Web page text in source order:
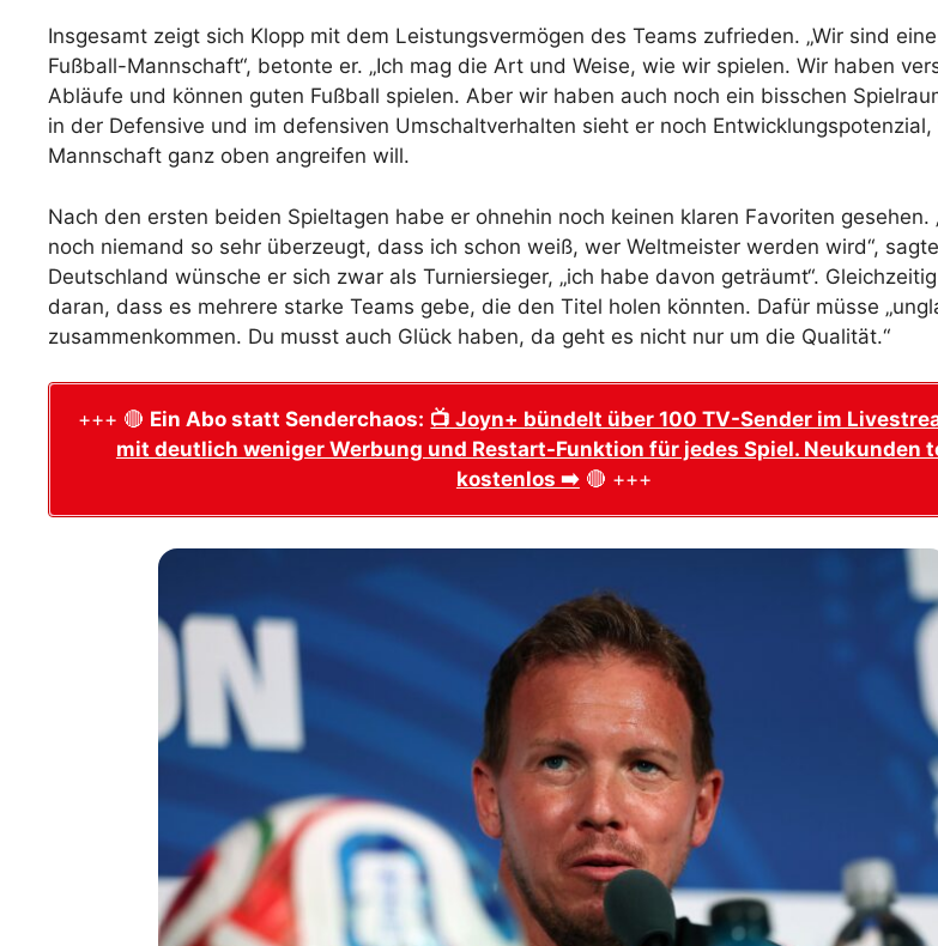
Insgesamt zeigt sich Klopp mit dem Leistungsvermögen des Teams zufrieden. „Wir sind
Fußball-Mannschaft“, betonte er. „Ich mag die Art und Weise, wie wir spielen. Wir haben
Abläufe und können guten Fußball spielen. Aber wir haben auch noch ein bisschen
in der Defensive und im defensiven Umschaltverhalten sieht er noch
Mannschaft ganz oben angreifen will.
Nach den ersten beiden Spieltagen habe er ohnehin noch keinen klaren Favoriten gesehen.
noch niemand so sehr überzeugt, dass ich schon weiß, wer Weltmeister werden wird“,
Deutschland wünsche er sich zwar als Turniersieger, „ich habe davon geträumt“.
daran, dass es mehrere starke Teams gebe, die den Titel holen könnten. Dafür müsse
zusammenkommen. Du musst auch Glück haben, da geht es nicht nur um die Qualität.“
+++ 🔴 Ein Abo statt Senderchaos: 📺 Joyn+ bündelt über 100 TV-Sender im
mit deutlich weniger Werbung und Restart-Funktion für jedes Spiel. Neukunden
kostenlos ➡️🔴 +++